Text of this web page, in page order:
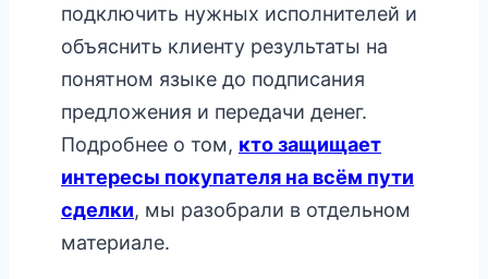
подключить нужных исполнителей и
объяснить клиенту результаты на
понятном языке до подписания
предложения и передачи денег.
Подробнее о том, кто защищает
интересы покупателя на всём пути
сделки, мы разобрали в отдельном
материале.